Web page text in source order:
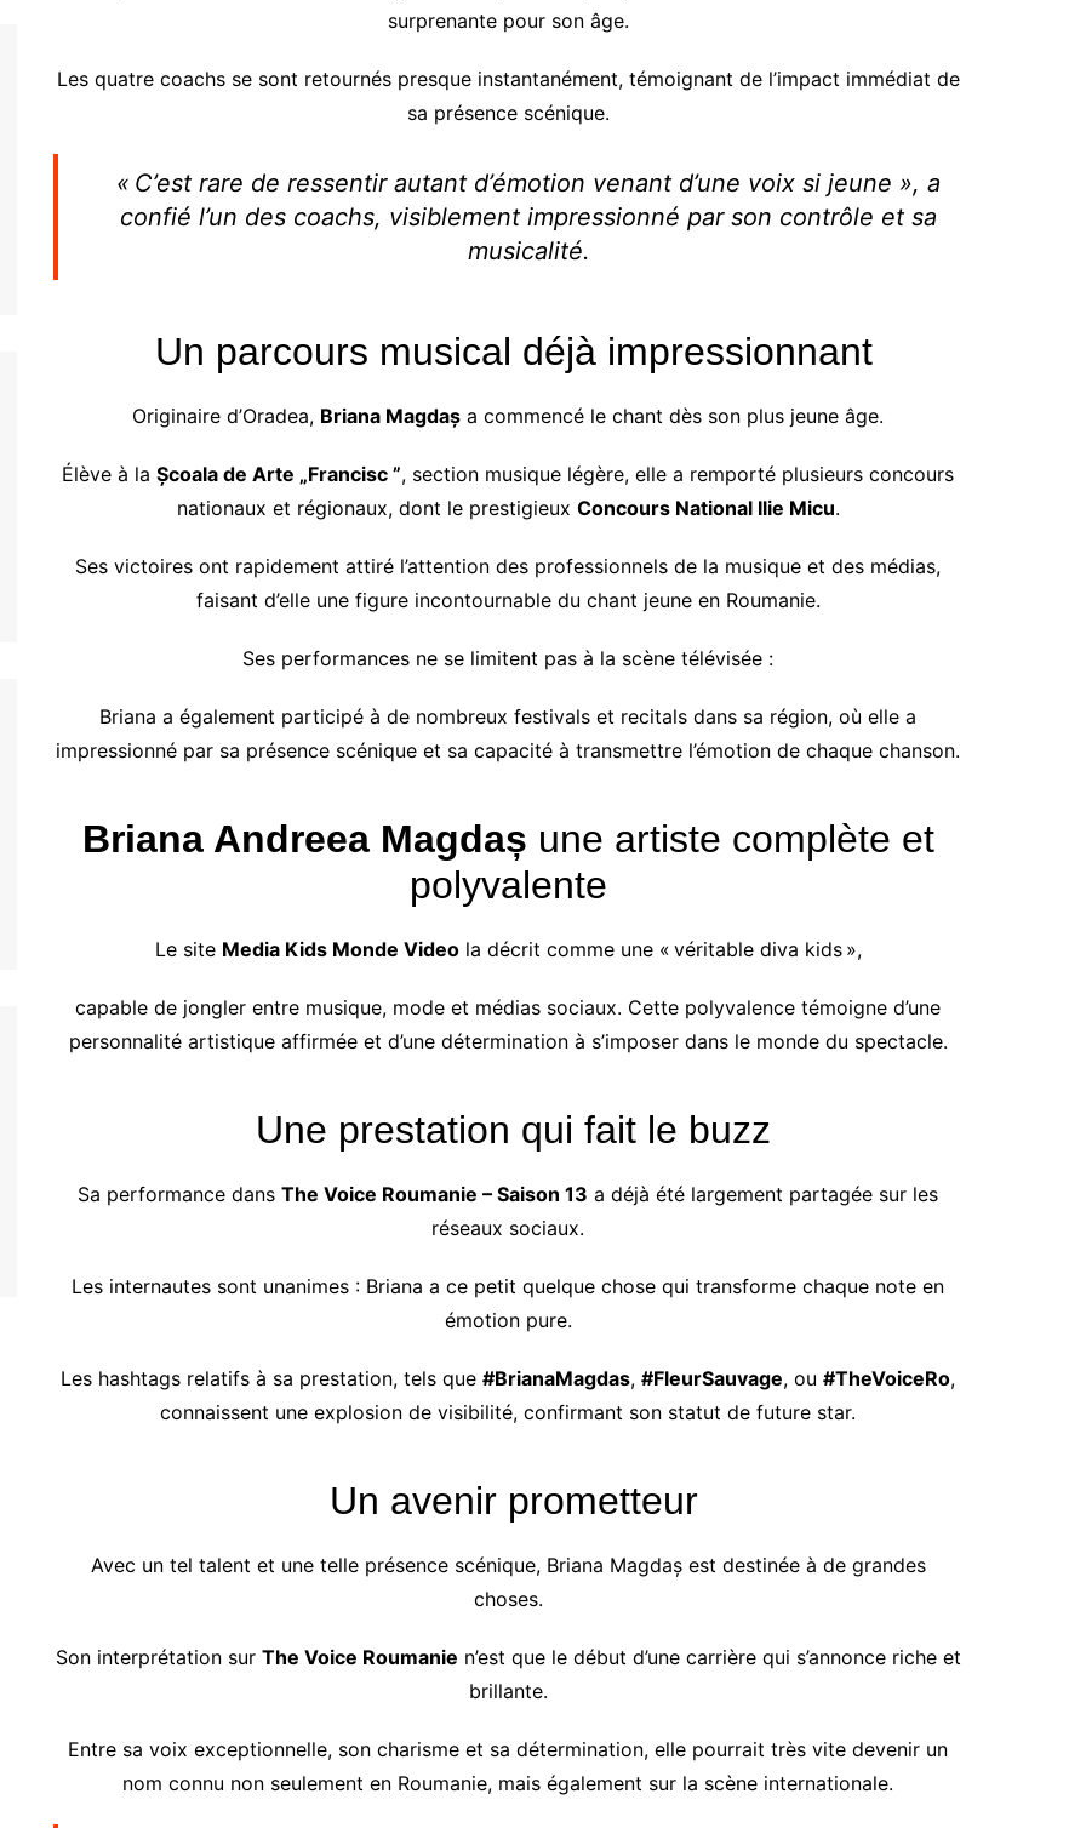
surprenante pour son âge.
Les quatre coachs se sont retournés presque instantanément, témoignant de l’impact immédiat de
sa présence scénique.
« C’est rare de ressentir autant d’émotion venant d’une voix si jeune », a
confié l’un des coachs, visiblement impressionné par son contrôle et sa
musicalité.
Un parcours musical déjà impressionnant
Originaire d’Oradea, Briana Magdaș a commencé le chant dès son plus jeune âge.
Élève à la Școala de Arte „Francisc ”, section musique légère, elle a remporté plusieurs concours
nationaux et régionaux, dont le prestigieux Concours National Ilie Micu.
Ses victoires ont rapidement attiré l’attention des professionnels de la musique et des médias,
faisant d’elle une figure incontournable du chant jeune en Roumanie.
Ses performances ne se limitent pas à la scène télévisée :
Briana a également participé à de nombreux festivals et recitals dans sa région, où elle a
impressionné par sa présence scénique et sa capacité à transmettre l’émotion de chaque chanson.
Briana Andreea Magdaș une artiste complète et
polyvalente
Le site Media Kids Monde Videola décrit comme une « véritable diva kids »,
capable de jongler entre musique, mode et médias sociaux. Cette polyvalence témoigne d’une
personnalité artistique affirmée et d’une détermination à s’imposer dans le monde du spectacle.
Une prestation qui fait le buzz
Sa performance dans The Voice Roumanie – Saison 13 a déjà été largement partagée sur les
réseaux sociaux.
Les internautes sont unanimes : Briana a ce petit quelque chose qui transforme chaque note en
émotion pure.
Les hashtags relatifs à sa prestation, tels que #BrianaMagdas, #FleurSauvage, ou #TheVoiceRo,
connaissent une explosion de visibilité, confirmant son statut de future star.
Un avenir prometteur
Avec un tel talent et une telle présence scénique, Briana Magdaș est destinée à de grandes
choses.
Son interprétation sur The Voice Roumanie n’est que le début d’une carrière qui s’annonce riche et
brillante.
Entre sa voix exceptionnelle, son charisme et sa détermination, elle pourrait très vite devenir un
nom connu non seulement en Roumanie, mais également sur la scène internationale.